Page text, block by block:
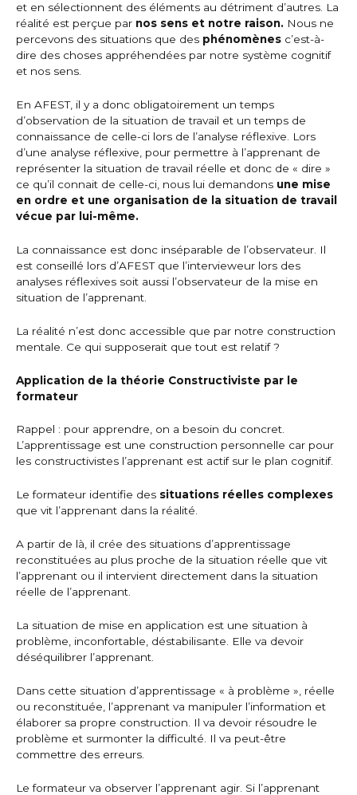
et en sélectionnent des éléments au détriment d’autres. La
réalité est perçue par nos sens et notre raison. Nous ne
percevons des situations que des phénomènes c’est-à-
dire des choses appréhendées par notre système cognitif
et nos sens.
En AFEST, il y a donc obligatoirement un temps
d’observation de la situation de travail et un temps de
connaissance de celle-ci lors de l’analyse réflexive. Lors
d’une analyse réflexive, pour permettre à l’apprenant de
représenter la situation de travail réelle et donc de « dire »
ce qu’il connait de celle-ci, nous lui demandons une mise
en ordre et une organisation de la situation de travail
vécue par lui-même.
La connaissance est donc inséparable de l’observateur. Il
est conseillé lors d’AFEST que l’intervieweur lors des
analyses réflexives soit aussi l’observateur de la mise en
situation de l’apprenant.
La réalité n’est donc accessible que par notre construction
mentale. Ce qui supposerait que tout est relatif ?
Application de la théorie Constructiviste par le
formateur
Rappel : pour apprendre, on a besoin du concret.
L’apprentissage est une construction personnelle car pour
les constructivistes l’apprenant est actif sur le plan cognitif.
Le formateur identifie des situations réelles complexes
que vit l’apprenant dans la réalité.
A partir de là, il crée des situations d’apprentissage
reconstituées au plus proche de la situation réelle que vit
l’apprenant ou il intervient directement dans la situation
réelle de l’apprenant.
La situation de mise en application est une situation à
problème, inconfortable, déstabilisante. Elle va devoir
déséquilibrer l’apprenant.
Dans cette situation d’apprentissage « à problème », réelle
ou reconstituée, l’apprenant va manipuler l’information et
élaborer sa propre construction. Il va devoir résoudre le
problème et surmonter la difficulté. Il va peut-être
commettre des erreurs.
Le formateur va observer l’apprenant agir. Si l’apprenant